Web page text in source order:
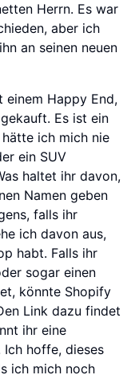
Herrn. Es war
aber ich
an seinen neuen
einem Happy End,
Es ist ein
ich mich nie
ein SUV
haltet ihr davon,
Namen geben
falls ihr
ich davon aus,
habt. Falls ihr
sogar einen
könnte Shopify
Link dazu findet
ihr eine
Ich hoffe, dieses
ich mich noch